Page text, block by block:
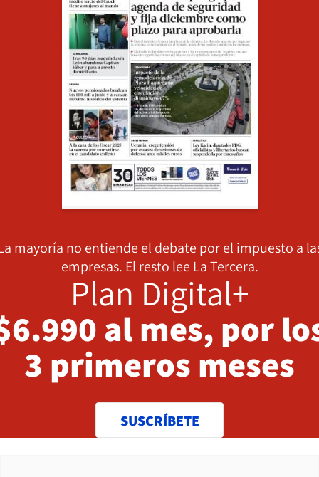
mayoría no entiende el debate por el impuesto a
empresas. El resto lee La Tercera.
Plan Digital+
al mes, por
3 primeros meses
SUSCRÍBETE